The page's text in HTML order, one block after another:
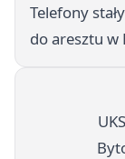
Telefony
do aresztu w